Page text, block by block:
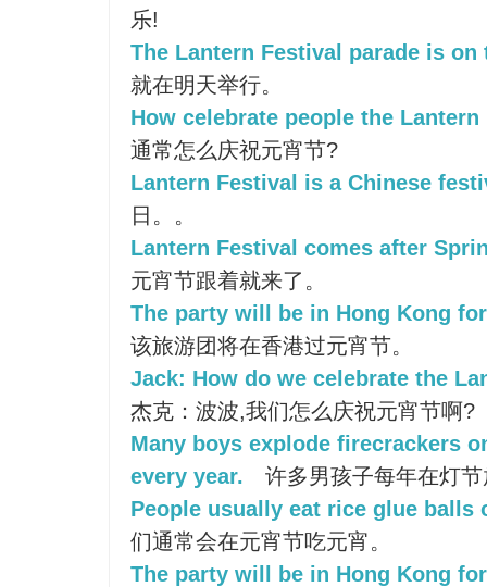
乐!
The Lantern Festival parade is on
就在明天举行。
How celebrate people the
通常怎么庆祝元宵节?
Lantern Festival is a Chinese
日。。
Lantern Festival comes after
元宵节跟着就来了。
The party will be in Hong Kong
该旅游团将在香港过元宵节。
Jack: How do we celebrate the
杰克：波波,我们怎么庆祝元宵节啊?
Many boys explode firecrackers
every year.
许多男孩子每年在灯
People usually eat rice glue balls
们通常会在元宵节吃元宵。
The party will be in Hong Kong